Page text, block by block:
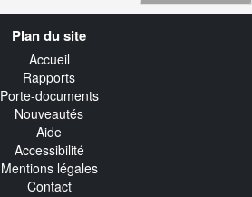
Plan du site
Accueil
Rapports
Porte-documents
Nouveautés
Aide
Accessibilité
Mentions légales
Contact